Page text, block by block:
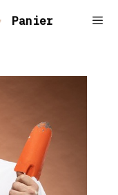
Panier